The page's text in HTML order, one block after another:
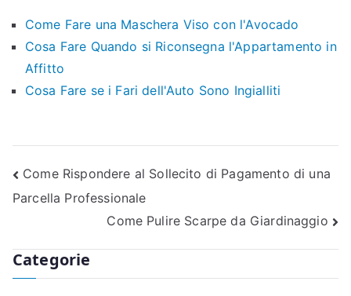
Come Fare una Maschera Viso con l'Avocado
Cosa Fare Quando si Riconsegna l'Appartamento in
Affitto
Cosa Fare se i Fari dell'Auto Sono Ingialliti
Navigazione
articoli
Come Rispondere al Sollecito di Pagamento di una
Parcella Professionale
Come Pulire Scarpe da Giardinaggio
Categorie